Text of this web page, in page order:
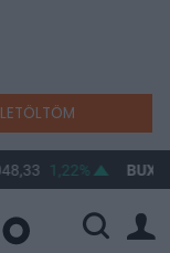
LETÖLTÖM
1,22% BUX 148